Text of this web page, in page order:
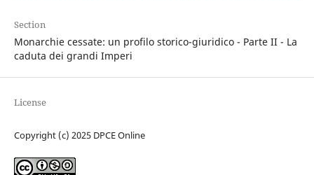
Section
Monarchie cessate: un profilo storico-giuridico - Parte II - La
caduta dei grandi Imperi
License
Copyright (c) 2025 DPCE Online